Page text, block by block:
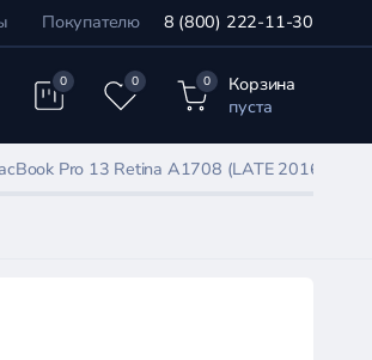
Покупателю 8 (800) 222-11-30
0 0 0
Корзина
пуста
Pro 13 Retina A1708 (LATE 2016 -